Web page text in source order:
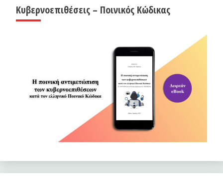
Κυβερνοεπιθέσεις – Ποινικός Κώδικας